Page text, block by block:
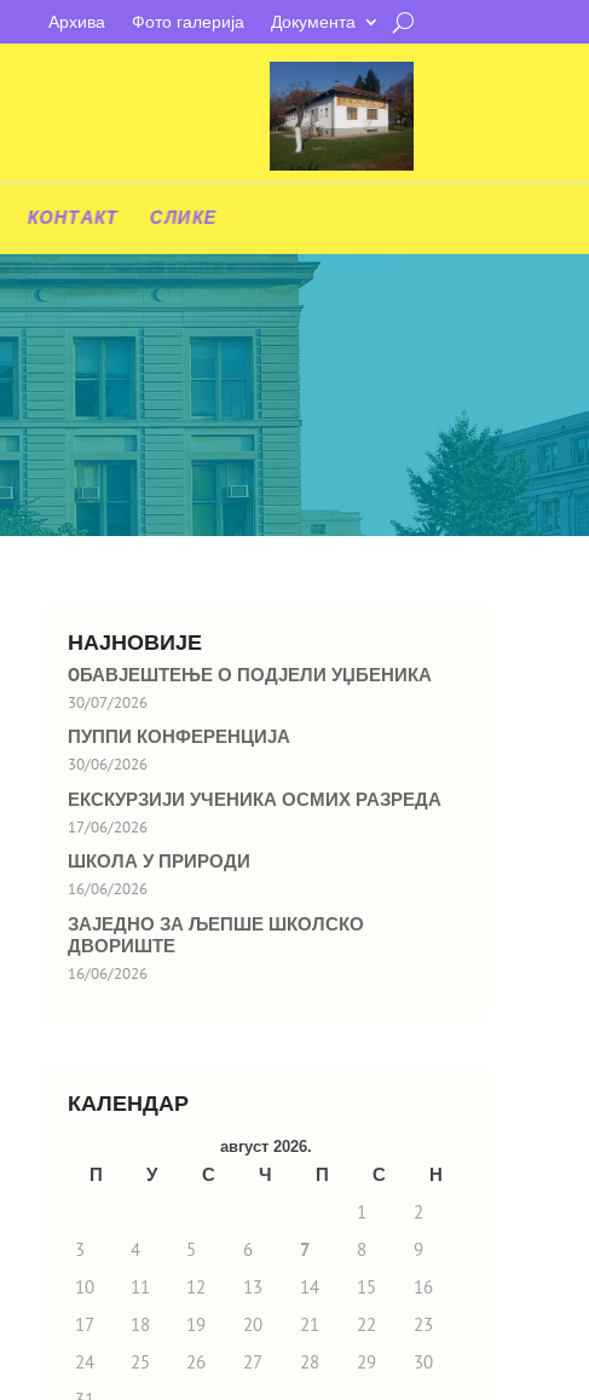
Архива Фото галерија Документа
КОНТАКТ СЛИКЕ
НАЈНОВИЈЕ
OБАВЈЕШТЕЊЕ О ПОДЈЕЛИ УЏБЕНИКА
30/07/2026
ПУППИ КОНФЕРЕНЦИЈА
30/06/2026
ЕКСКУРЗИЈИ УЧЕНИКА ОСМИХ РАЗРЕДА
17/06/2026
ШКОЛА У ПРИРОДИ
16/06/2026
ЗАЈЕДНО ЗА ЉЕПШЕ ШКОЛСКО
ДВОРИШТЕ
16/06/2026
КАЛЕНДАР
август 2026.
П У С Ч П С
Н
1
2
3
4 5 6 7 8
9
10
11 12 13 14 15
16
17
18 19 20 21 22
23
24
25 26 27 28 29
30